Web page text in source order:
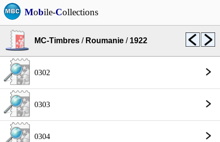
Mobile-Collections
MC-Timbres / Roumanie / 1922
0302
0303
0304